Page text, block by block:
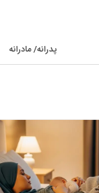
پدرانه/ مادرانه